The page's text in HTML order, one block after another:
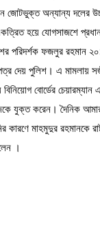
জোটভুক্ত অন্যান্য দলের
হয়ে যোগসাজশে
পরিদর্শক ফজলুর রহমান
দেয় পুলিশ। এ মামলায়
বোর্ডের চেয়ারম্যান
যুক্ত করেন। দৈনিক
মাহমুদুর রহমানকে
।